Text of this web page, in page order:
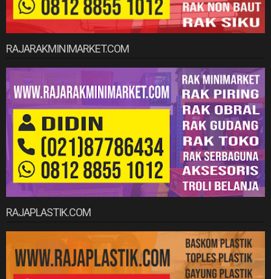
RAJARAKMINIMARKET.COM
RAJAPLASTIK.COM